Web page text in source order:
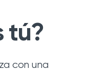
tú?
con una